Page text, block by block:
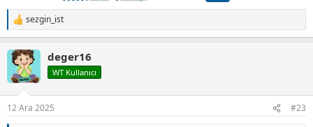
T
e
k
i
l
:
sezgin_ist
deger16
WT Kullanıcı
12 Ara 2025 #23